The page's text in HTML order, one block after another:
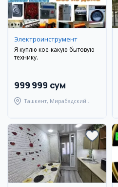
Электроинструмент
Я куплю кое-какую бытовую
технику.
999 999 сум
Ташкент, Мирабадский